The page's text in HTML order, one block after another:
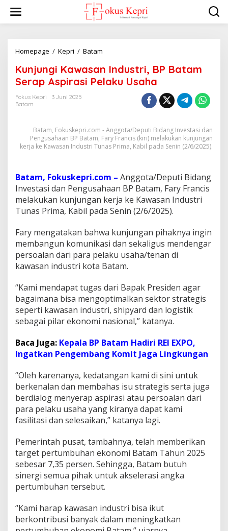
w
Homepage / Kepri / Batam
n
j
u
a
w
n
I
n
d
u
t
r
i
,
B
B
a
t
a
m
e
r
p
A
s
p
i
r
s
i
P
e
l
a
k
U
s
a
Kunjungi Kawasan Industri, BP Batam
Serap Aspirasi Pelaku Usaha
Fokus Kepri
3 Juni 2025
Batam
Batam, Fokuskepri.com - Anggota/Deputi Bidang Investasi dan
Pengusahaan BP Batam, Fary Francis (kiri) melakukan kunjungan
kerja ke Kawasan Industri Tunas Prima, Kabil pada Senin (2/6/2025).
Batam, Fokuskepri.com – Anggota/Deputi Bidang
Investasi dan Pengusahaan BP Batam, Fary Francis
melakukan kunjungan kerja ke Kawasan Industri
Tunas Prima, Kabil pada Senin (2/6/2025).
Fary mengatakan bahwa kunjungan pihaknya ingin
membangun komunikasi dan sekaligus mendengar
persoalan dari para pelaku usaha/tenan di
kawasan industri kota Batam.
“Kami mendapat tugas dari Bapak Presiden agar
bagaimana bisa mengoptimalkan sektor strategis
seperti kawasan industri, shipyard dan logistik
sebagai pilar ekonomi nasional,” katanya.
Baca Juga: Kepala BP Batam Hadiri REI EXPO,
Ingatkan Pengembang Komit Jaga Lingkungan
“Oleh karenanya, kedatangan kami di sini untuk
berkenalan dan membahas isu strategis serta juga
berdialog menyerap aspirasi atau persoalan dari
para pelaku usaha yang kiranya dapat kami
fasilitasi dan selesaikan,” katanya lagi.
Pemerintah pusat, tambahnya, telah memberikan
target pertumbuhan ekonomi Batam Tahun 2025
sebesar 7,35 persen. Sehingga, Batam butuh
sinergi semua pihak untuk akselerasi angka
pertumbuhan tersebut.
“Kami harap kawasan industri bisa ikut
berkontribusi banyak dalam meningkatkan